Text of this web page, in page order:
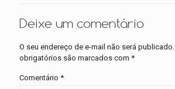
Deixe um comentário
O seu endereço de e-mail não será publicado.
obrigatórios são marcados com *
Comentário *